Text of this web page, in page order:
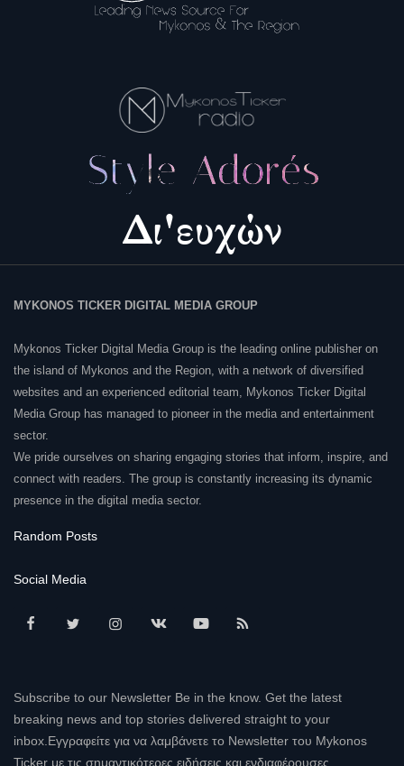
MYKONOS TICKER DIGITAL MEDIA GROUP
Mykonos Ticker Digital Media Group is the leading online publisher on
the island of Mykonos and the Region, with a network of diversified
websites and an experienced editorial team, Mykonos Ticker Digital
Media Group has managed to pioneer in the media and entertainment
sector.
We pride ourselves on sharing engaging stories that inform, inspire, and
connect with readers. The group is constantly increasing its dynamic
presence in the digital media sector.
Random Posts
Social Media
Subscribe to our Newsletter Be in the know. Get the latest
breaking news and top stories delivered straight to your
inbox.Εγγραφείτε για να λαμβάνετε το Newsletter του Mykonos
Ticker με τις σημαντικότερες ειδήσεις και ενδιαφέρουσες